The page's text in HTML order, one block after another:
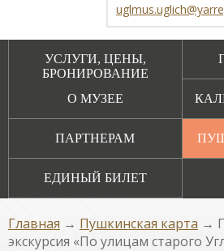
УСЛУГИ, ЦЕНЫ,
БРОНИРОВАНИЕ
О МУЗЕЕ
ПАРТНЕРАМ
ЕДИНЫЙ БИЛЕТ
Главная → Пушкинская карта →
экскурсия «По улицам старого